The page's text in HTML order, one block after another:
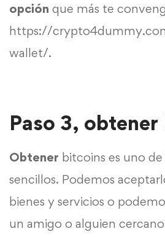
opción que más te
https://
wallet/.
Paso 3, obtener
Obtener bitcoins es uno de
sencillos. Podemos
bienes y servicios o
un amigo o alguien